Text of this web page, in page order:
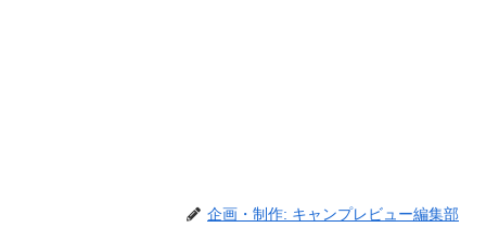
企画・制作: キャンプレビュー編集部